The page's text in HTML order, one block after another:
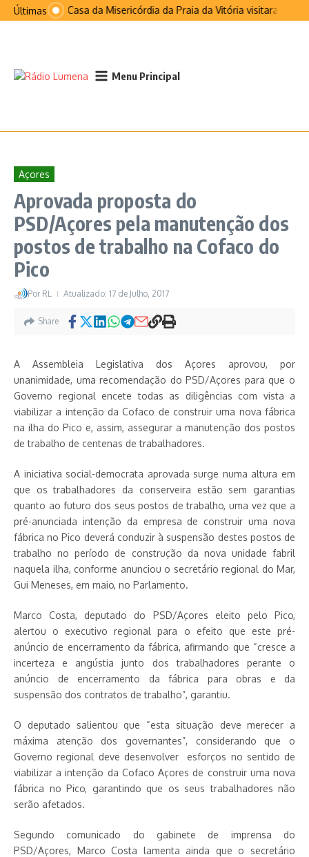
Ir para o conteúdo
ÚltimasSanta Casa da Misericórdia da Praia da Vitória visitaram São
Menu Principal
Açores
Aprovada proposta do
PSD/Açores pela manutenção dos
postos de trabalho na Cofaco do
Pico
Por RL Atualizado: 17 de Julho, 2017
Share
A Assembleia Legislativa dos Açores aprovou, por
unanimidade, uma recomendação do PSD/Açores para que o
Governo regional encete todas as diligências com vista a
viabilizar a intenção da Cofaco de construir uma nova fábrica
na ilha do Pico e, assim, assegurar a manutenção dos postos
de trabalho de centenas de trabalhadores.
A iniciativa social-democrata aprovada surge numa altura em
que os trabalhadores da conserveira estão sem garantias
quanto ao futuro dos seus postos de trabalho, uma vez que a
pré-anunciada intenção da empresa de construir uma nova
fábrica no Pico deverá conduzir à suspensão destes postos de
trabalho no período de construção da nova unidade fabril
naquela ilha, conforme anunciou o secretário regional do Mar,
Gui Meneses, em maio, no Parlamento.
Marco Costa, deputado do PSD/Açores eleito pelo Pico,
alertou o executivo regional para o efeito que este pré-
anúncio de encerramento da fábrica, afirmando que “cresce a
incerteza e angústia junto dos trabalhadores perante o
anúncio de encerramento da fábrica para obras e da
suspensão dos contratos de trabalho”, garantiu.
O deputado salientou que “esta situação deve merecer a
máxima atenção dos governantes”, considerando que o
Governo regional deve desenvolver esforços no sentido de
viabilizar a intenção da Cofaco Açores de construir uma nova
fábrica no Pico, garantindo que os seus trabalhadores não
serão afetados.
Segundo comunicado do gabinete de imprensa do
PSD/Açores, Marco Costa lamenta ainda que o secretário